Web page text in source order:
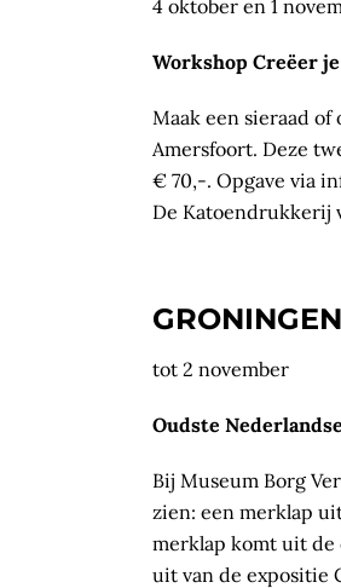
4 oktober en 1
Workshop Creëer
Maak een sieraad
Amersfoort. Deze
€ 70,-. Opgave via
De Katoendrukkerij
GRONINGEN
tot 2 november
Oudste
Bij Museum Borg
zien: een merklap
merklap komt uit de
uit van de expositie